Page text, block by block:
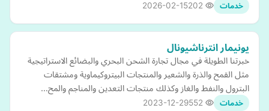
خدمات 2026-02-15
يونيمار انترناشيونال
خبرتنا الطويلة في مجال تجارة الشحن البحري والبضائع الاستراتيجية
مثل القمح والذرة والشعير والمنتجات البيتروكيماوية ومشتقات
البترول والنفط والغاز وكذلك منتجات التعدين والمناجم والمح…
خدمات 2023-12-29